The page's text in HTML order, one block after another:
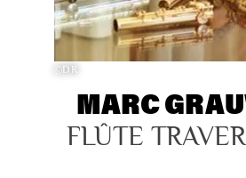
©DR
MARC
FLÛTE